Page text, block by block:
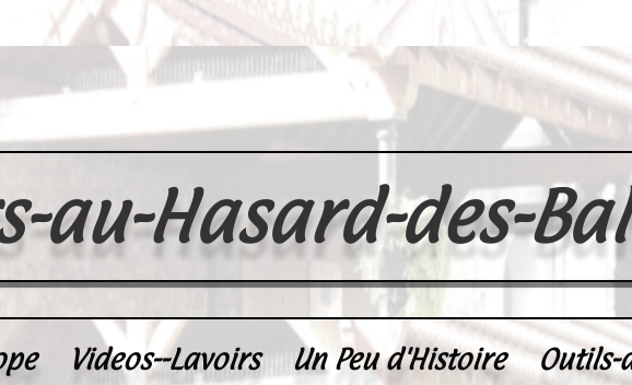
au-Hasard-des-
Videos--Lavoirs Un Peu d'Histoire
Outils-